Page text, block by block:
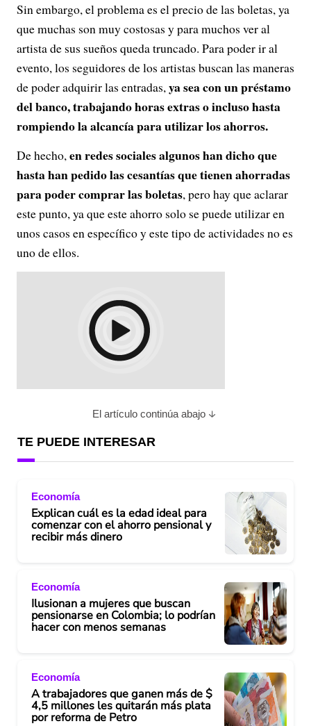
Sin embargo, el problema es el precio de las boletas, ya
que muchas son muy costosas y para muchos ver al
artista de sus sueños queda truncado. Para poder ir al
evento, los seguidores de los artistas buscan las maneras
de poder adquirir las entradas,ya sea con un préstamo
del banco, trabajando horas extras o incluso hasta
rompiendo la alcancía para utilizar los ahorros.
De hecho,en redes sociales algunos han dicho que
hasta han pedido las cesantías que tienen ahorradas
para poder comprar las boletas, pero hay que aclarar
este punto, ya que este ahorro solo se puede utilizar en
unos casos en específico y este tipo de actividades no es
uno de ellos.
El artículo continúa abajo
TE PUEDE INTERESAR
Economía
Explican cuál es la edad ideal para
comenzar con el ahorro pensional y
recibir más dinero
Economía
Ilusionan a mujeres que buscan
pensionarse en Colombia; lo podrían
hacer con menos semanas
Economía
A trabajadores que ganen más de $
4,5 millones les quitarán más plata
por reforma de Petro